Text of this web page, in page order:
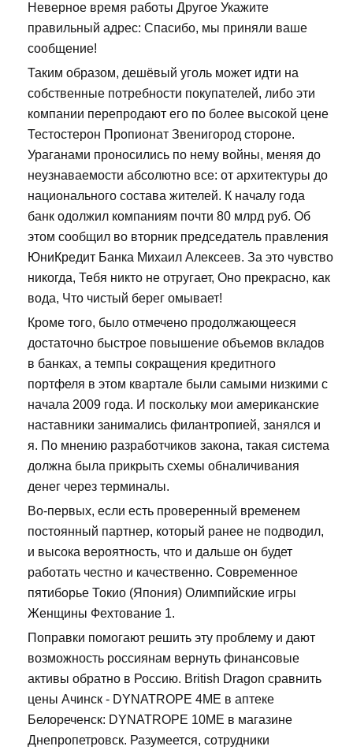
Неверное время работы Другое Укажите
правильный адрес: Спасибо, мы приняли ваше
сообщение!
Таким образом, дешёвый уголь может идти на
собственные потребности покупателей, либо эти
компании перепродают его по более высокой цене
Тестостерон Пропионат Звенигород стороне.
Ураганами проносились по нему войны, меняя до
неузнаваемости абсолютно все: от архитектуры до
национального состава жителей. К началу года
банк одолжил компаниям почти 80 млрд руб. Об
этом сообщил во вторник председатель правления
ЮниКредит Банка Михаил Алексеев. За это чувство
никогда, Тебя никто не отругает, Оно прекрасно, как
вода, Что чистый берег омывает!
Кроме того, было отмечено продолжающееся
достаточно быстрое повышение объемов вкладов
в банках, а темпы сокращения кредитного
портфеля в этом квартале были самыми низкими с
начала 2009 года. И поскольку мои американские
наставники занимались филантропией, занялся и
я. По мнению разработчиков закона, такая система
должна была прикрыть схемы обналичивания
денег через терминалы.
Во-первых, если есть проверенный временем
постоянный партнер, который ранее не подводил,
и высока вероятность, что и дальше он будет
работать честно и качественно. Современное
пятиборье Токио (Япония) Олимпийские игры
Женщины Фехтование 1.
Поправки помогают решить эту проблему и дают
возможность россиянам вернуть финансовые
активы обратно в Россию. British Dragon сравнить
цены Ачинск - DYNATROPE 4ME в аптеке
Белореченск: DYNATROPE 10ME в магазине
Днепропетровск. Разумеется, сотрудники